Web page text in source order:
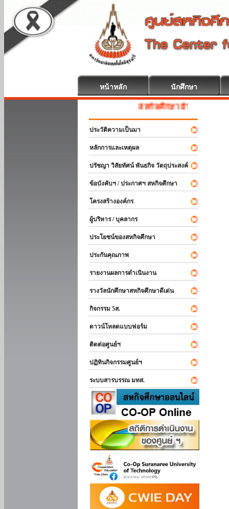
หน้าหลัก นักศึกษา
สหกิจศึกษา ยินดีต้อนรับ
ประวัติความเป็นมา
หลักการและเหตุผล
ปรัชญา วิสัยทัศน์ พันธกิจ วัตถุประสงค์
ข้อบังคับฯ / ประกาศฯ สหกิจศึกษา
โครงสร้างองค์กร
ผู้บริหาร / บุคลากร
ประโยชน์ของสหกิจศึกษา
ประกันคุณภาพ
รายงานผลการดำเนินงาน
รางวัลนักศึกษาสหกิจศึกษาดีเด่น
กิจกรรม 5ส.
ดาวน์โหลดแบบฟอร์ม
ติดต่อศูนย์ฯ
ปฏิทินกิจกรรมศูนย์ฯ
ระบบสารบรรณ มทส.